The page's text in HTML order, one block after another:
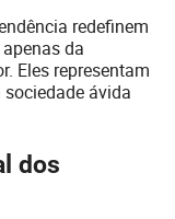
redefinem
da
Eles representam
ávida
dos